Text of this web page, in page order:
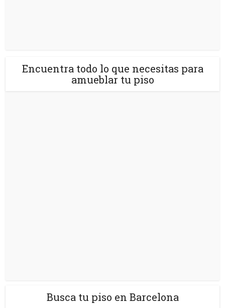
Encuentra todo lo que necesitas para
amueblar tu piso
Busca tu piso en Barcelona